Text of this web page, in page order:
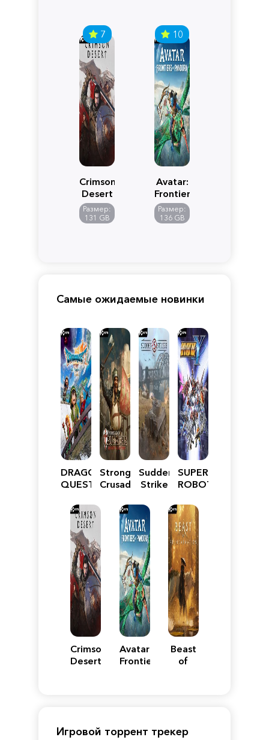
7
Crimson
Desert
Размер:
131 GB
10
Avatar:
Frontiers
of
Pandora
Размер:
136 GB
Самые ожидаемые новинки
DRAGON
QUEST
Reimagined
Stronghold
Crusader:
Edition
Sudden
Strike
SUPER
ROBOT
Y
Crimson
Desert
Avatar:
Frontiers
Beast
of
Игровой торрент трекер